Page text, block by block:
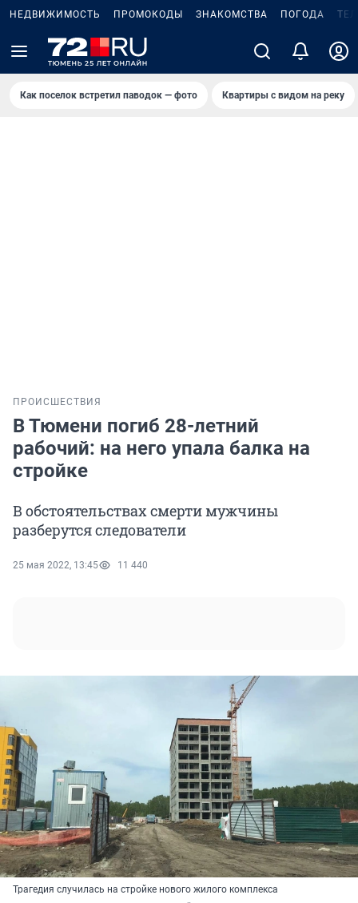
НЕДВИЖИМОСТЬ ПРОМОКОДЫ ЗНАКОМСТВА ПОГОДА
Как поселок встретил паводок — фото Квартиры с видом на реку
ПРОИСШЕСТВИЯ
В Тюмени погиб 28-летний
рабочий: на него упала балка на
стройке
В обстоятельствах смерти мужчины
разберутся следователи
25 мая 2022, 13:45 11 440
Трагедия случилась на стройке нового жилого комплекса